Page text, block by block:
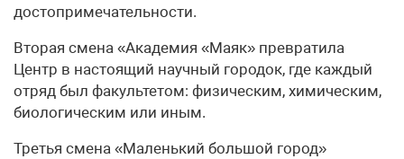
достопримечательности.
Вторая смена «Академия «Маяк» превратила
Центр в настоящий научный городок, где каждый
отряд был факультетом: физическим, химическим,
биологическим или иным.
Третья смена «Маленький большой город»